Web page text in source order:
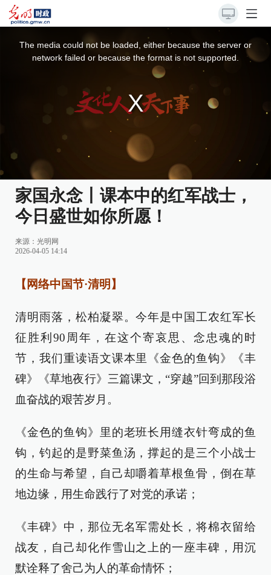
The media could not be loaded, either because the server or
network failed or because the format is not supported.
家国永念丨课本中的红军战士，
今日盛世如你所愿！
来源： 光明网
2026-04-05 14:14
【网络中国节·清明】
清明雨落，松柏凝翠。今年是中国工农红军长
征胜利90周年，在这个寄哀思、念忠魂的时
节，我们重读语文课本里《金色的鱼钩》《丰
碑》《草地夜行》三篇课文，“穿越”回到那段浴
血奋战的艰苦岁月。
《金色的鱼钩》里的老班长用缝衣针弯成的鱼
钩，钓起的是野菜鱼汤，撑起的是三个小战士
的生命与希望，自己却嚼着草根鱼骨，倒在草
地边缘，用生命践行了对党的承诺；
《丰碑》中，那位无名军需处长，将棉衣留给
战友，自己却化作雪山之上的一座丰碑，用沉
默诠释了舍己为人的革命情怀；